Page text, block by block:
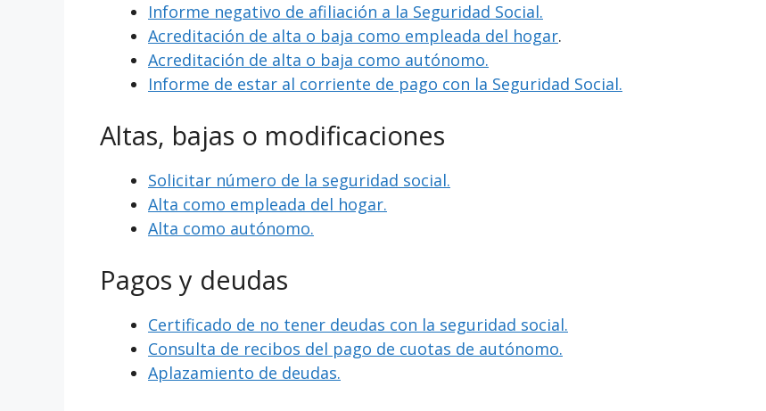
Informe negativo de afiliación a la Seguridad Social.
Acreditación de alta o baja como empleada del hogar.
Acreditación de alta o baja como autónomo.
Informe de estar al corriente de pago con la Seguridad Social.
Altas, bajas o modificaciones
Solicitar número de la seguridad social.
Alta como empleada del hogar.
Alta como autónomo.
Pagos y deudas
Certificado de no tener deudas con la seguridad social.
Consulta de recibos del pago de cuotas de autónomo.
Aplazamiento de deudas.